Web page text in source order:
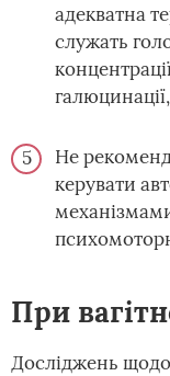
адекватна
служать
Не
керувати
При
Досліджень щодо